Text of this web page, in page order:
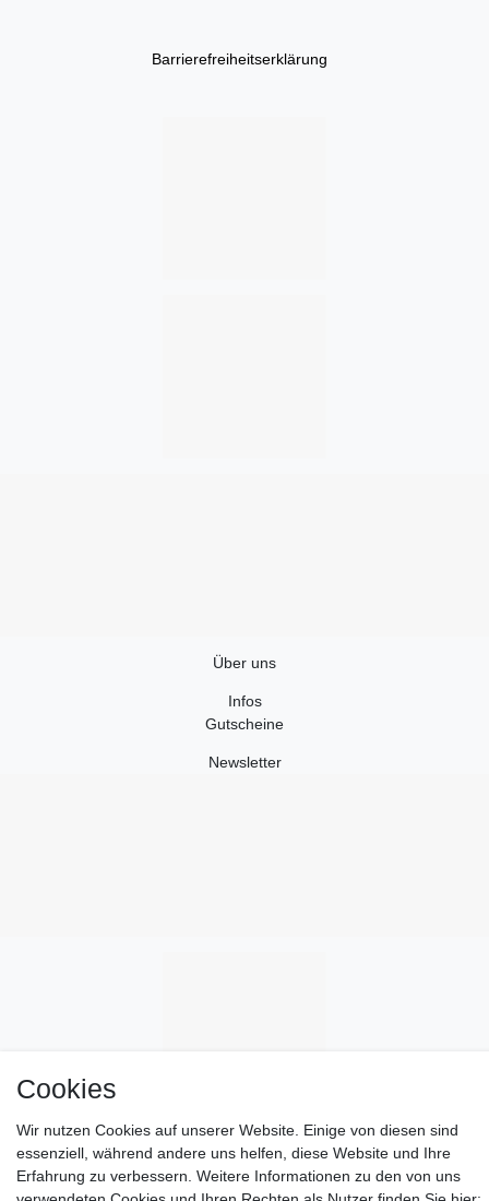
Barrierefreiheitserklärung
Über uns
Infos
Gutscheine
Newsletter
Cookies
Wir nutzen Cookies auf unserer Website. Einige von diesen sind
essenziell, während andere uns helfen, diese Website und Ihre
Erfahrung zu verbessern. Weitere Informationen zu den von uns